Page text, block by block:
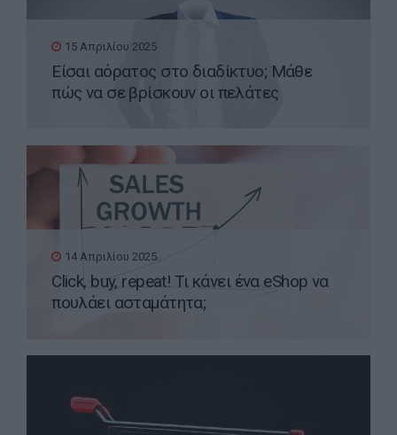
15 Απριλίου 2025
Είσαι αόρατος στο διαδίκτυο; Μάθε
πώς να σε βρίσκουν οι πελάτες
14 Απριλίου 2025
Click, buy, repeat! Τι κάνει ένα eShop να
πουλάει ασταμάτητα;